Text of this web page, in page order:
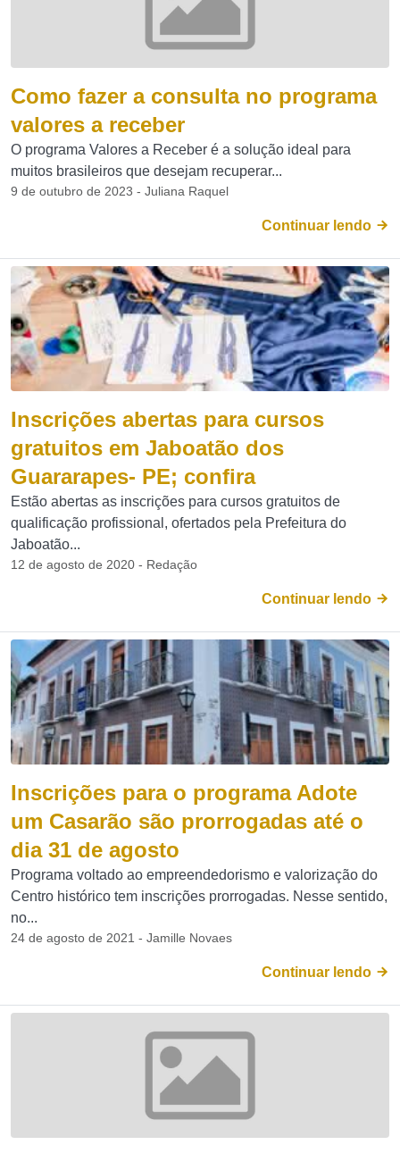
Como fazer a consulta no programa
valores a receber
O programa Valores a Receber é a solução ideal para
muitos brasileiros que desejam recuperar...
9 de outubro de 2023 - Juliana Raquel
Continuar lendo
Inscrições abertas para cursos
gratuitos em Jaboatão dos
Guararapes- PE; confira
Estão abertas as inscrições para cursos gratuitos de
qualificação profissional, ofertados pela Prefeitura do
Jaboatão...
12 de agosto de 2020 - Redação
Continuar lendo
Inscrições para o programa Adote
um Casarão são prorrogadas até o
dia 31 de agosto
Programa voltado ao empreendedorismo e valorização do
Centro histórico tem inscrições prorrogadas. Nesse sentido,
no...
24 de agosto de 2021 - Jamille Novaes
Continuar lendo